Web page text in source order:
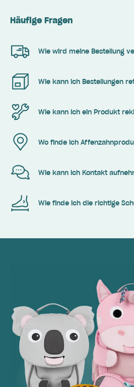
Häufige Fragen
Wie wird meine Bestellung
Wie kann ich Bestellungen
Wie kann ich ein Produkt
Wo finde ich
Wie kann ich Kontakt
Wie finde ich die richtige